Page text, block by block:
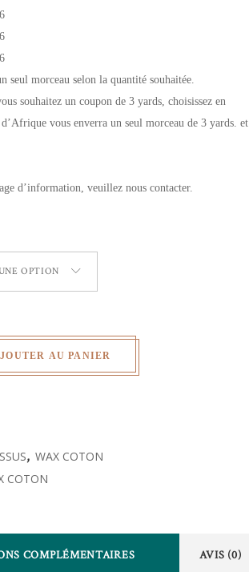
seul morceau selon la quantité souhaitée.
souhaitez un coupon de 3 yards, choisissez en
vous enverra un seul morceau de 3 yards. et
d’information, veuillez nous contacter.
OPTION
AU PANIER
,WAX COTON
COTON
COMPLÉMENTAIRES AVIS (0)